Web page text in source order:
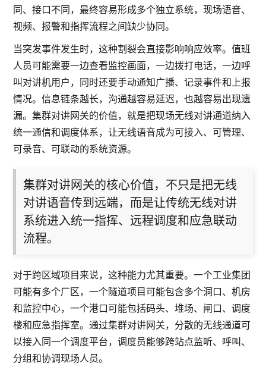
同、接口不同，最终容易形成多个独立系统，现场语音、
视频、报警和指挥流程之间缺少协同。
当突发事件发生时，这种割裂会直接影响响应效率。值班
人员可能需要一边查看监控画面，一边拨打电话，一边呼
叫对讲机用户，同时还要手动通知广播、记录事件和上报
情况。信息链条越长，沟通越容易延迟，也越容易出现遗
漏。集群对讲网关的价值，就是把现场无线对讲通道纳入
统一通信和调度体系，让无线语音成为可接入、可管理、
可录音、可联动的系统资源。
集群对讲网关的核心价值，不只是把无线
对讲语音传到远端，而是让传统无线对讲
系统进入统一指挥、远程调度和应急联动
流程。
对于跨区域项目来说，这种能力尤其重要。一个工业集团
可能有多个厂区，一个隧道项目可能包含多个洞口、机房
和监控中心，一个港口可能包括码头、堆场、闸口、调度
楼和应急指挥室。通过集群对讲网关，分散的无线通道可
以接入同一个调度平台，调度员能够跨站点监听、呼叫、
分组和协调现场人员。